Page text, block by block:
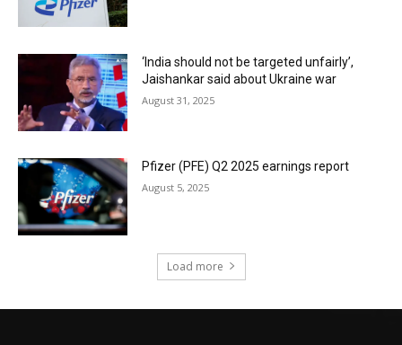
‘India should not be targeted unfairly’,
Jaishankar said about Ukraine war
August 31, 2025
Pfizer (PFE) Q2 2025 earnings report
August 5, 2025
Load more